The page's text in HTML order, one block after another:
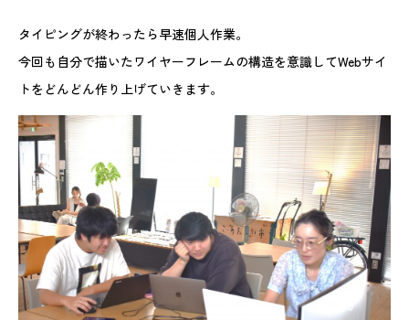
タイピングが終わったら早速個人作業。
今回も自分で描いたワイヤーフレームの構造を意識してWebサイ
トをどんどん作り上げていきます。